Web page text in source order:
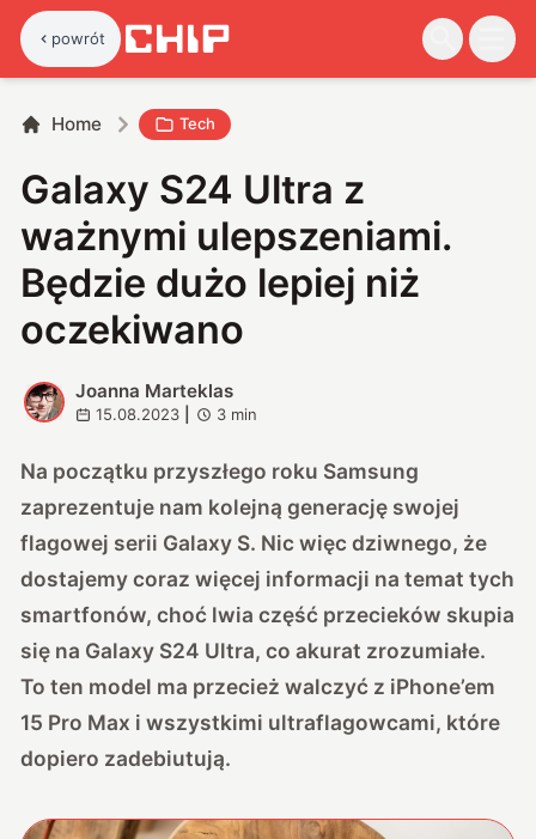
powrót
Home Tech
Galaxy S24 Ultra z
ważnymi ulepszeniami.
Będzie dużo lepiej niż
oczekiwano
J
Joanna Marteklas
15.08.2023 3 min
Na początku przyszłego roku Samsung
zaprezentuje nam kolejną generację swojej
flagowej serii Galaxy S. Nic więc dziwnego, że
dostajemy coraz więcej informacji na temat tych
smartfonów, choć lwia część przecieków skupia
się na Galaxy S24 Ultra, co akurat zrozumiałe.
To ten model ma przecież walczyć z iPhone’em
15 Pro Max i wszystkimi ultraflagowcami, które
dopiero zadebiutują.